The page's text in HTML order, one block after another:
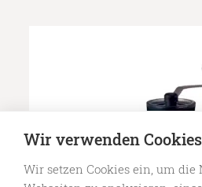
Wir verwenden Cookies
Wir setzen Cookies ein, um die